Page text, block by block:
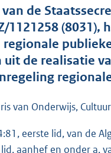
de
1121258
regionale
de realisatie
van Onderwijs,
eerste lid, van de
aanhef en onder a,